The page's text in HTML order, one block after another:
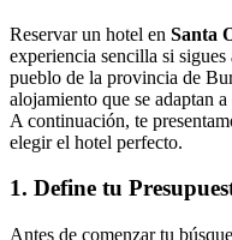
Reservar un hotel en Santa
experiencia sencilla si
pueblo de la provincia de
alojamiento que se adaptan
A continuación, te
elegir el hotel perfecto.
1. Define tu
Antes de comenzar tu